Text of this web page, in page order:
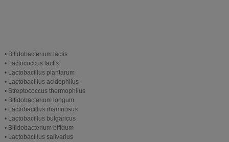
• Bifidobacterium lactis
• Lactococcus lactis
• Lactobacillus plantarum
• Lactobacillus acidophilus
• Streptococcus thermophilus
• Bifidobacterium longum
• Lactobacillus rhamnosus
• Lactobacillus bulgaricus
• Bifidobacterium bifidum
• Lactobacillus salivarius